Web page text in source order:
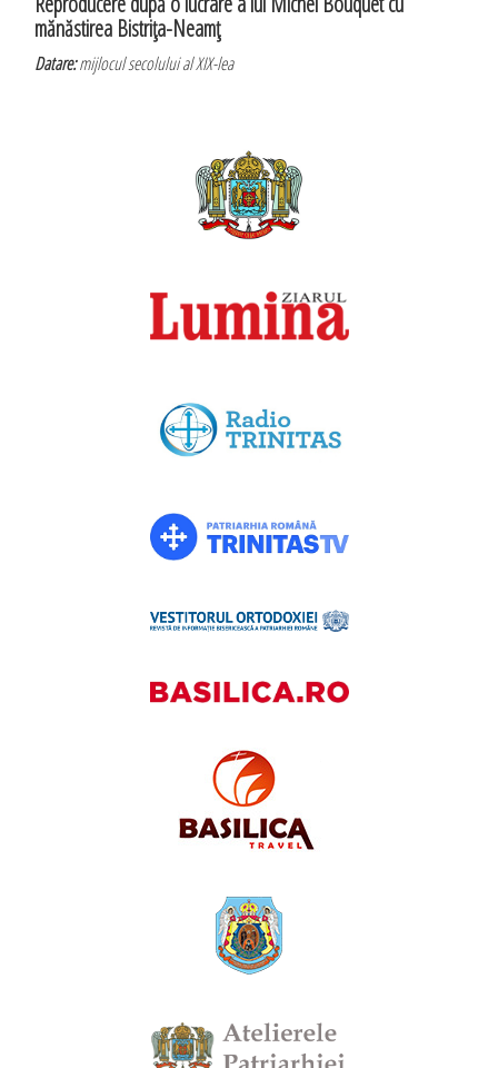
mănăstirea Bistriţa-Neamţ
Datare:mijlocul secolului al XIX-lea